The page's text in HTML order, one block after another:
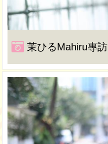
茉ひるMahiru專訪